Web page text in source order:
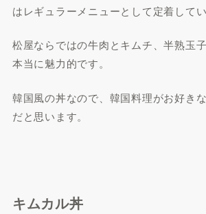
はレギュラーメニューとして定着してい
松屋ならではの牛肉とキムチ、半熟玉
本当に魅力的です。
韓国風の丼なので、韓国料理がお好き
だと思います。
キムカル丼